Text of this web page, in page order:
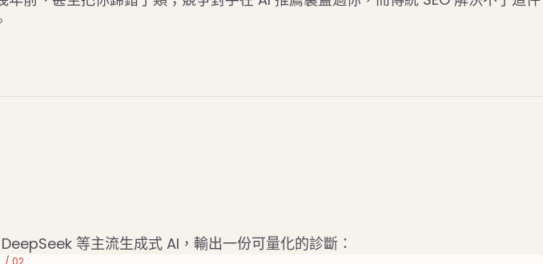
等主流生成式 AI，輸出一份可量化的診斷：
/ 02